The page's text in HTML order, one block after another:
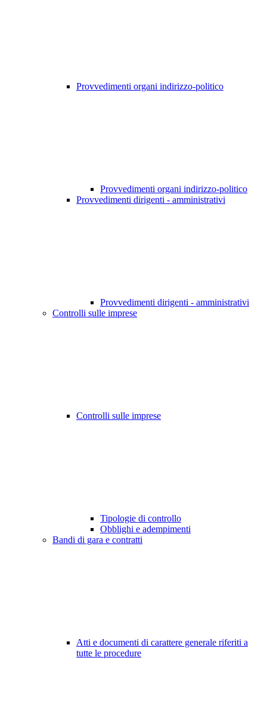
Provvedimenti organi indirizzo-politico
Provvedimenti organi indirizzo-politico
Provvedimenti dirigenti - amministrativi
Provvedimenti dirigenti - amministrativi
Controlli sulle imprese
Controlli sulle imprese
Tipologie di controllo
Obblighi e adempimenti
Bandi di gara e contratti
Atti e documenti di carattere generale riferiti a
tutte le procedure